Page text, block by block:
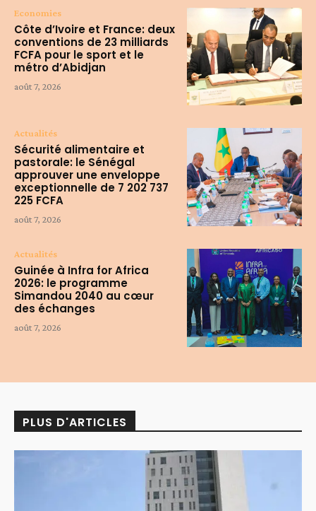
Economies
Côte d’Ivoire et France: deux
conventions de 23 milliards
FCFA pour le sport et le
métro d’Abidjan
août 7, 2026
Actualités
Sécurité alimentaire et
pastorale: le Sénégal
approuver une enveloppe
exceptionnelle de 7 202 737
225 FCFA
août 7, 2026
Actualités
Guinée à Infra for Africa
2026: le programme
Simandou 2040 au cœur
des échanges
août 7, 2026
PLUS D'ARTICLES